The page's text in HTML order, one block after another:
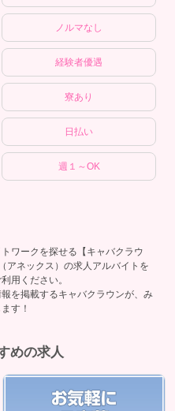
ノルマなし
経験者優遇
寮あり
日払い
週１～OK
ワークを探せる【キャバクラウ
アネックス）の求人アルバイトを
用ください。
を掲載するキャバクラウンが、み
す！
めの求人